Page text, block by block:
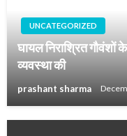
UNCATEGORIZED
घायल निराश्रित गौवंशों
व्यवस्था की
prashant sharma